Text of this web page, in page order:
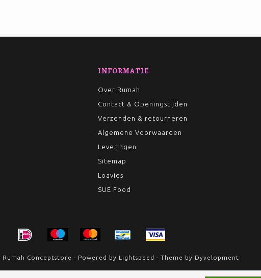
INFORMATIE
Over Rumah
Contact & Openingstijden
Verzenden & retourneren
Algemene Voorwaarden
Leveringen
Sitemap
Loavies
SUE Food
Conceptstore - Powered by Lightspeed - Theme by Dyvelopment